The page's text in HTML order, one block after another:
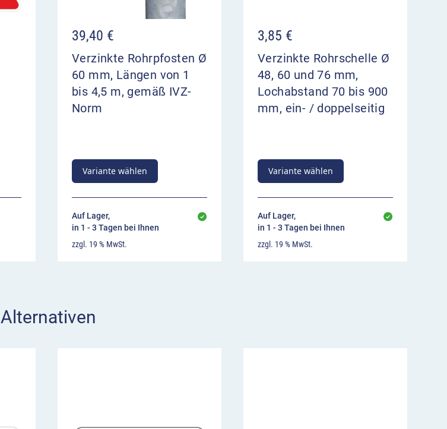
39,40 €
Verzinkte Rohrpfosten Ø
60 mm, Längen von 1
bis 4,5 m, gemäß IVZ-
Norm
Variante wählen
Auf Lager,
in 1 - 3 Tagen bei Ihnen
zzgl. 19 % MwSt.
3,85 €
Verzinkte Rohrschelle Ø
48, 60 und 76 mm,
Lochabstand 70 bis 900
mm, ein- / doppelseitig
Variante wählen
Auf Lager,
in 1 - 3 Tagen bei Ihnen
zzgl. 19 % MwSt.
Alternativen